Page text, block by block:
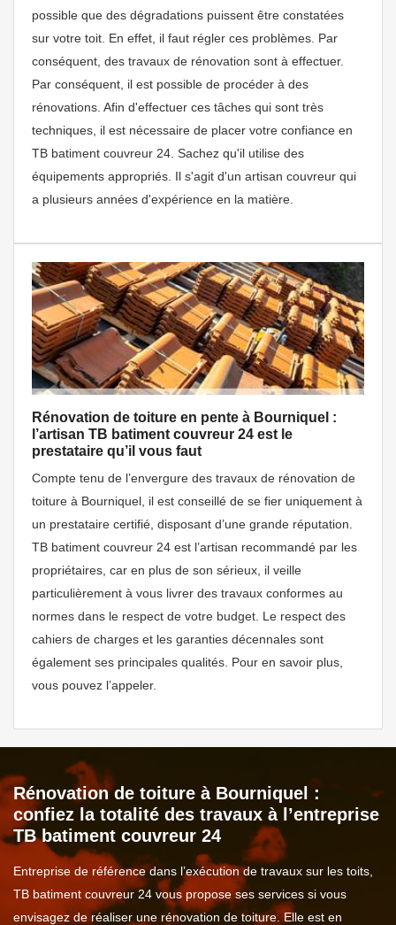
possible que des dégradations puissent être constatées
sur votre toit. En effet, il faut régler ces problèmes. Par
conséquent, des travaux de rénovation sont à effectuer.
Par conséquent, il est possible de procéder à des
rénovations. Afin d'effectuer ces tâches qui sont très
techniques, il est nécessaire de placer votre confiance en
TB batiment couvreur 24. Sachez qu'il utilise des
équipements appropriés. Il s'agit d'un artisan couvreur qui
a plusieurs années d'expérience en la matière.
Rénovation de toiture en pente à Bourniquel :
l’artisan TB batiment couvreur 24 est le
prestataire qu’il vous faut
Compte tenu de l’envergure des travaux de rénovation de
toiture à Bourniquel, il est conseillé de se fier uniquement à
un prestataire certifié, disposant d’une grande réputation.
TB batiment couvreur 24 est l’artisan recommandé par les
propriétaires, car en plus de son sérieux, il veille
particulièrement à vous livrer des travaux conformes au
normes dans le respect de votre budget. Le respect des
cahiers de charges et les garanties décennales sont
également ses principales qualités. Pour en savoir plus,
vous pouvez l’appeler.
Rénovation de toiture à Bourniquel :
confiez la totalité des travaux à l’entreprise
TB batiment couvreur 24
Entreprise de référence dans l’exécution de travaux sur les toits,
TB batiment couvreur 24 vous propose ses services si vous
envisagez de réaliser une rénovation de toiture. Elle est en